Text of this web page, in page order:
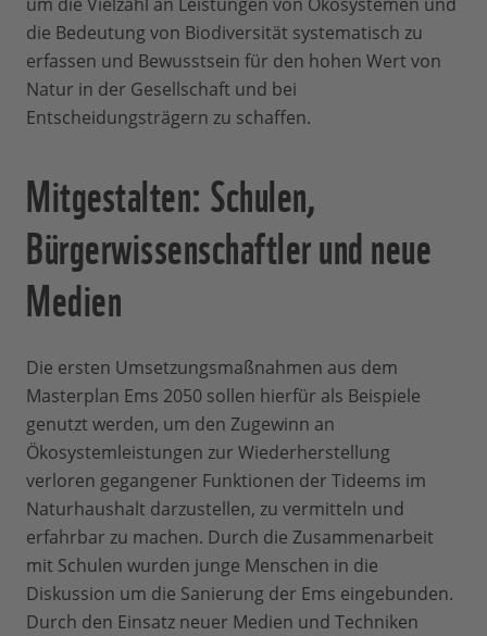
um die Vielzahl an Leistungen von Ökosystemen und
die Bedeutung von Biodiversität systematisch zu
erfassen und Bewusstsein für den hohen Wert von
Natur in der Gesellschaft und bei
Entscheidungsträgern zu schaffen.
Mitgestalten: Schulen,
Bürgerwissenschaftler und neue
Medien
Die ersten Umsetzungsmaßnahmen aus dem
Masterplan Ems 2050 sollen hierfür als Beispiele
genutzt werden, um den Zugewinn an
Ökosystemleistungen zur Wiederherstellung
verloren gegangener Funktionen der Tideems im
Naturhaushalt darzustellen, zu vermitteln und
erfahrbar zu machen. Durch die Zusammenarbeit
mit Schulen wurden junge Menschen in die
Diskussion um die Sanierung der Ems eingebunden.
Durch den Einsatz neuer Medien und Techniken